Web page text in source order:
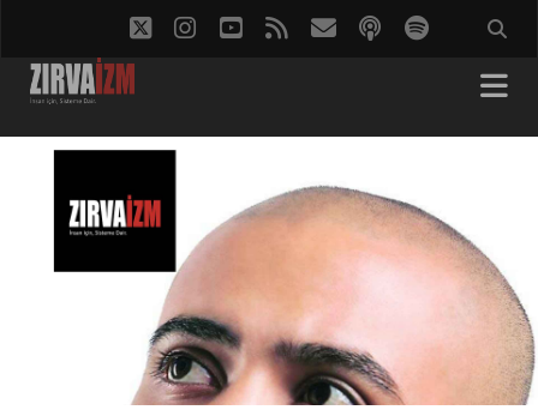
twitterinstagram
youtube
rss epostapodcastspotify